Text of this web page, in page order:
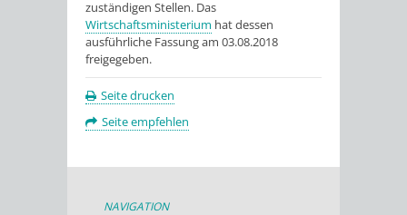
zuständigen Stellen. Das
Wirtschaftsministerium hat dessen
ausführliche Fassung am 03.08.2018
freigegeben.
Seite drucken
Seite empfehlen
NAVIGATION